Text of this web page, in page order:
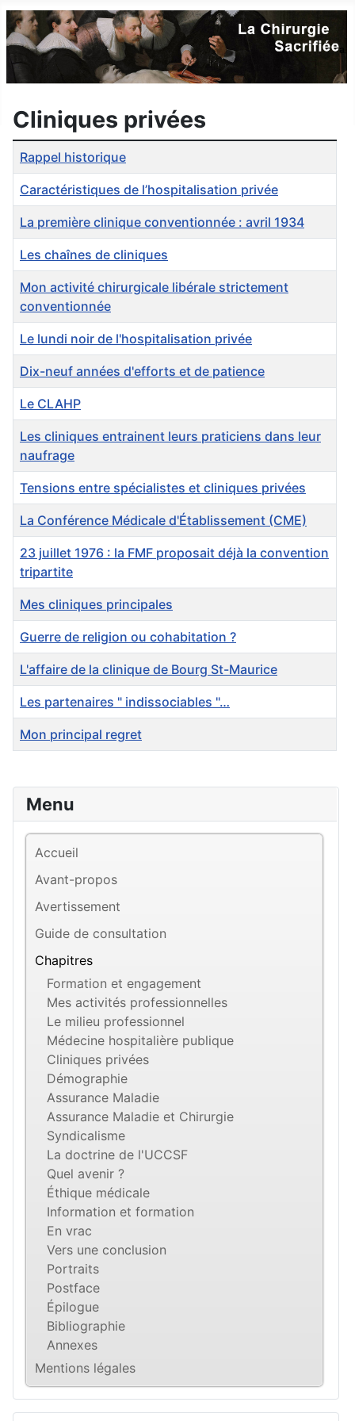
Cliniques privées
Titre
Rappel historique
Caractéristiques de l’hospitalisation privée
La première clinique conventionnée : avril 1934
Les chaînes de cliniques
Mon activité chirurgicale libérale strictement
conventionnée
Le lundi noir de l'hospitalisation privée
Dix-neuf années d'efforts et de patience
Le CLAHP
Les cliniques entrainent leurs praticiens dans leur
naufrage
Tensions entre spécialistes et cliniques privées
La Conférence Médicale d'Établissement (CME)
23 juillet 1976 : la FMF proposait déjà la convention
tripartite
Mes cliniques principales
Guerre de religion ou cohabitation ?
L'affaire de la clinique de Bourg St-Maurice
Les partenaires " indissociables "…
Mon principal regret
Menu
Accueil
Avant-propos
Avertissement
Guide de consultation
Chapitres
Formation et engagement
Mes activités professionnelles
Le milieu professionnel
Médecine hospitalière publique
Cliniques privées
Démographie
Assurance Maladie
Assurance Maladie et Chirurgie
Syndicalisme
La doctrine de l'UCCSF
Quel avenir ?
Éthique médicale
Information et formation
En vrac
Vers une conclusion
Portraits
Postface
Épilogue
Bibliographie
Annexes
Mentions légales